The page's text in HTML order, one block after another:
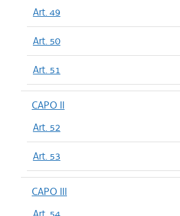
Art. 49
Art. 50
Art. 51
CAPO II
Art. 52
Art. 53
CAPO III